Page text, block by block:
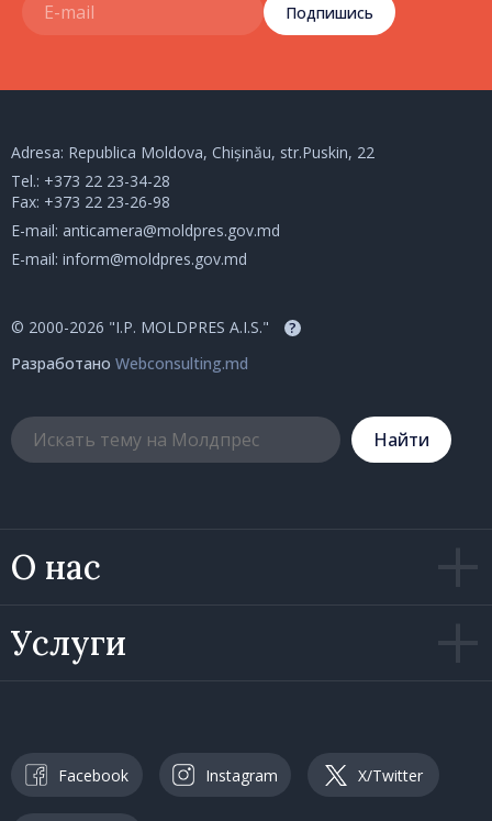
Подпишись
О нас
Услуги
Adresa: Republica Moldova, Chișinău, str.Puskin, 22
Tel.: +373 22 23-34-28
Fax: +373 22 23-26-98
E-mail: anticamera@moldpres.gov.md
E-mail: inform@moldpres.gov.md
© 2000-2026 "I.P. MOLDPRES A.I.S." ?
Разработано Webconsulting.md
Hайти
Facebook Instagram X/Twitter